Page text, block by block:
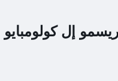
إل كولومبايو